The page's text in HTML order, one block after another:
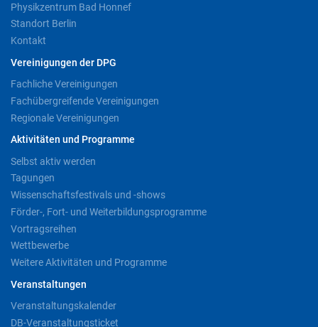
Physikzentrum Bad Honnef
Standort Berlin
Kontakt
Vereinigungen der DPG
Fachliche Vereinigungen
Fachübergreifende Vereinigungen
Regionale Vereinigungen
Aktivitäten und Programme
Selbst aktiv werden
Tagungen
Wissenschaftsfestivals und -shows
Förder-, Fort- und Weiterbildungsprogramme
Vortragsreihen
Wettbewerbe
Weitere Aktivitäten und Programme
Veranstaltungen
Veranstaltungskalender
DB-Veranstaltungsticket